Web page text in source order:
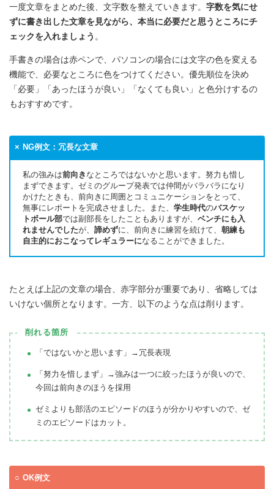
一度文章をまとめた後、文字数を整えていきます。 字数を気にせ
ずに書き出した文章を見ながら、本当に必要だと思うところにチ
ェックを入れましょう 。
手書きの場合は赤ペンで、パソコンの場合には文字の色を変える
機能で、必要なところに色をつけてください。優先順位を決め
「必要」「あったほうが良い」「なくても良い」と色分けするの
もおすすめです。
NG例文：冗長な文章
私の強みは前向き なところではないかと思います。努力も惜し
まずできます。ゼミのグループ発表では仲間がバラバラになり
かけたときも、前向きに周囲とコミュニケーションをとって、
無事にレポートを完成させました。また、 学生時代のバスケッ
トボール部では副部長をしたこともありますが、 ベンチにも入
れませんでしたが、 諦めずに、前向きに練習を続けて、 朝練も
自主的におこなってレギュラーになることができました。
たとえば上記の文章の場合、赤字部分が重要であり、省略しては
いけない個所となります。一方、以下のような点は削ります。
削れる箇所
「ではないかと思います」→冗長表現
「努力を惜しまず」→強みは一つに絞ったほうが良いので、
今回は前向きのほうを採用
ゼミよりも部活のエピソードのほうが分かりやすいので、ゼ
ミのエピソードはカット。
OK例文